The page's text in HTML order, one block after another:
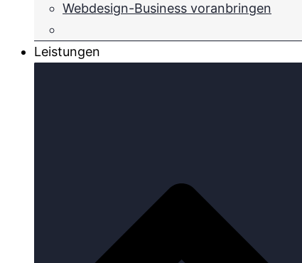
Webdesign-Business voranbringen
Leistungen